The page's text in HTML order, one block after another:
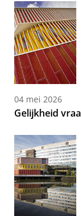
04 mei 2026
Gelijkheid